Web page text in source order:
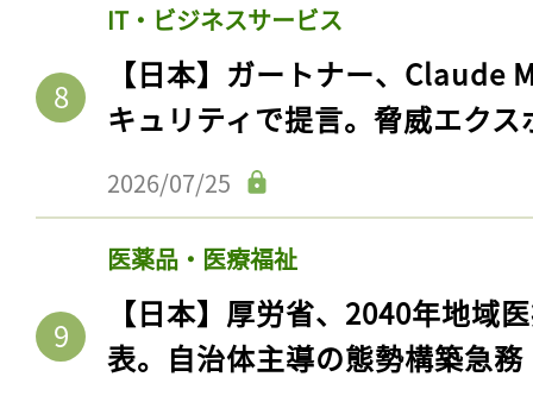
IT・ビジネスサービス
【日本】ガートナー、Claude
キュリティで提言。脅威エク
2026/07/25
医薬品・医療福祉
【日本】厚労省、2040年地域
表。自治体主導の態勢構築急務